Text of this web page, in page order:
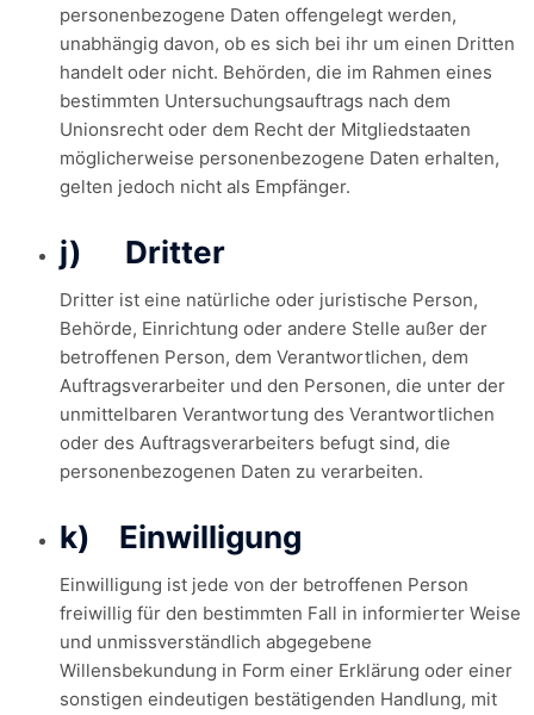
personenbezogene Daten offengelegt werden,
unabhängig davon, ob es sich bei ihr um einen Dritten
handelt oder nicht. Behörden, die im Rahmen eines
bestimmten Untersuchungsauftrags nach dem
Unionsrecht oder dem Recht der Mitgliedstaaten
möglicherweise personenbezogene Daten erhalten,
gelten jedoch nicht als Empfänger.
j) Dritter
Dritter ist eine natürliche oder juristische Person,
Behörde, Einrichtung oder andere Stelle außer der
betroffenen Person, dem Verantwortlichen, dem
Auftragsverarbeiter und den Personen, die unter der
unmittelbaren Verantwortung des Verantwortlichen
oder des Auftragsverarbeiters befugt sind, die
personenbezogenen Daten zu verarbeiten.
k) Einwilligung
Einwilligung ist jede von der betroffenen Person
freiwillig für den bestimmten Fall in informierter Weise
und unmissverständlich abgegebene
Willensbekundung in Form einer Erklärung oder einer
sonstigen eindeutigen bestätigenden Handlung, mit